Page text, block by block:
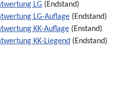
LG (Endstand)
LG-Auflage (Endstand)
KK-Auflage (Enstand)
KK-Liegend (Endstand)